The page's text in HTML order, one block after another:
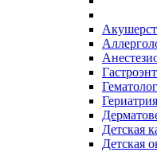
Гериатрия
Детская
Детская